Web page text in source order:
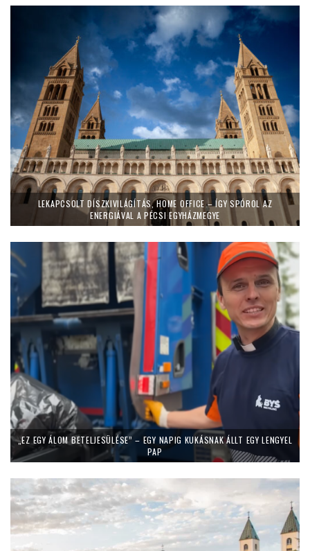
LEKAPCSOLT DÍSZKIVILÁGÍTÁS, HOME OFFICE – ÍGY SPÓROL AZ
ENERGIÁVAL A PÉCSI EGYHÁZMEGYE
„EZ EGY ÁLOM BETELJESÜLÉSE” – EGY NAPIG KUKÁSNAK ÁLLT EGY LENGYEL
PAP